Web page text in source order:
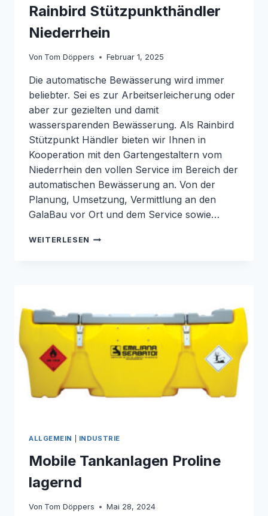
Rainbird Stützpunkthändler
Niederrhein
Von Tom Döppers Februar 1, 2025
Die automatische Bewässerung wird immer
beliebter. Sei es zur Arbeitserleicherung oder
aber zur gezielten und damit
wassersparenden Bewässerung. Als Rainbird
Stützpunkt Händler bieten wir Ihnen in
Kooperation mit den Gartengestaltern vom
Niederrhein den vollen Service im Bereich der
automatischen Bewässerung an. Von der
Planung, Umsetzung, Vermittlung an den
GalaBau vor Ort und dem Service sowie…
WEITERLESEN RAINBIRD
ALLGEMEIN INDUSTRIE
Mobile Tankanlagen Proline
lagernd
Von Tom Döppers Mai 28, 2024